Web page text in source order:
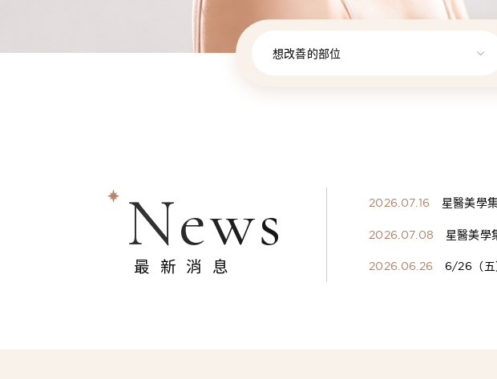
想改善的部位
News
最新消息
2026.07.16
星醫美學
2026.07.08
星醫美學
2026.06.26
6/26（五